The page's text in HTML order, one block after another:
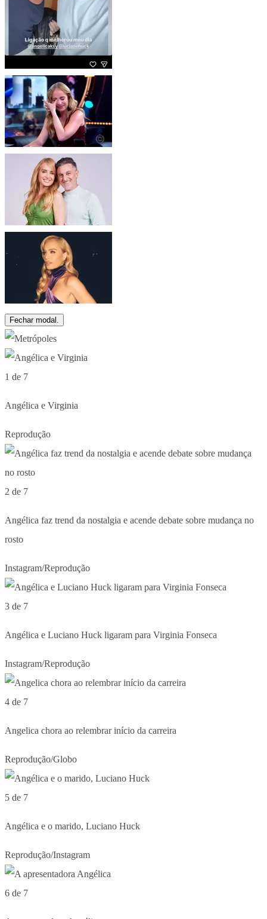
Fechar modal.
1 de 7
Angélica e Virginia
Reprodução
2 de 7
Angélica faz trend da nostalgia e acende debate sobre mudança no
rosto
Instagram/Reprodução
3 de 7
Angélica e Luciano Huck ligaram para Virginia Fonseca
Instagram/Reprodução
4 de 7
Angelica chora ao relembrar início da carreira
Reprodução/Globo
5 de 7
Angélica e o marido, Luciano Huck
Reprodução/Instagram
6 de 7